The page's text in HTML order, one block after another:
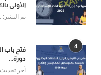
الأولى
تم النشر:
4
فتح باب
دورة...
آخر